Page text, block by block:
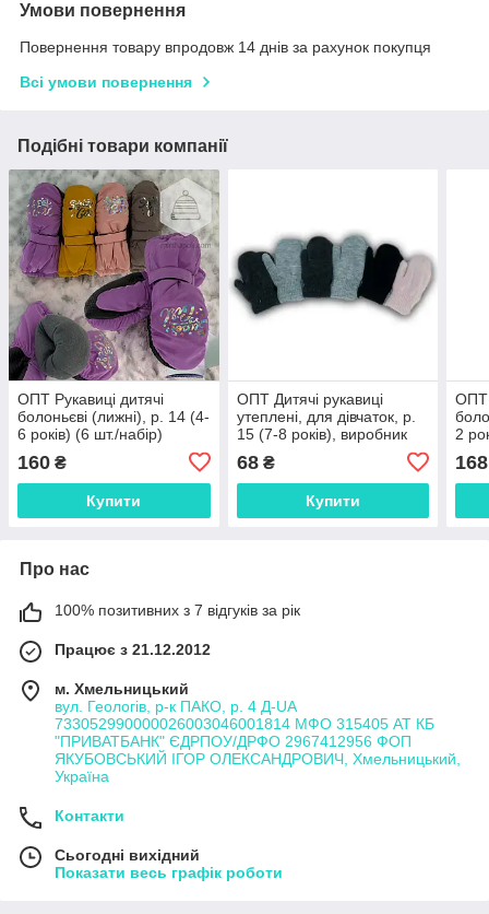
Умови повернення
Повернення товару впродовж 14 днів за рахунок покупця
Всі умови повернення
Подібні товари компанії
ОПТ Рукавиці дитячі
болоньєві (лижні), р. 14 (4-
6 років) (6 шт./набір)
160 ₴
Купити
ОПТ Дитячі рукавиці
утеплені, для дівчаток, р.
15 (7-8 років), виробник
68₴
Купити
ОПТ
2
168
Про нас
100% позитивних з 7 відгуків за рік
Працює з 21.12.2012
м. Хмельницький
вул. Геологів, р-к ПАКО, р. 4 Д-UA
733052990000026003046001814 МФО 315405 АТ КБ
"ПРИВАТБАНК" ЄДРПОУ/ДРФО 2967412956 ФОП
ЯКУБОВСЬКИЙ ІГОР ОЛЕКСАНДРОВИЧ, Хмельницький,
Україна
Контакти
Сьогодні вихідний
Показати весь графік роботи